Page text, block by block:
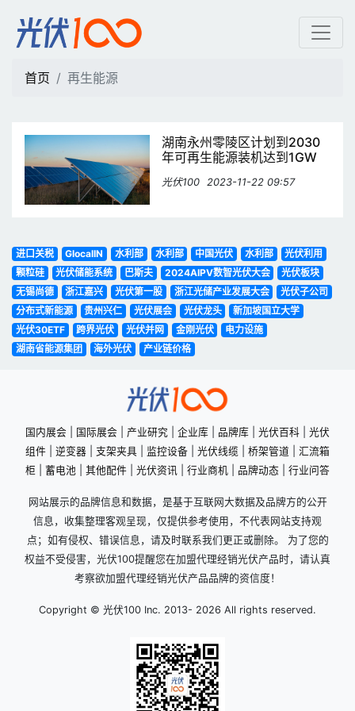
再生能源 | 光伏100
首页 再生能源
湖南永州零陵区计划到2030
年可再生能源装机达到1GW
光伏100 2023-11-22 09:57
进口关税 GlocalIN 水利部 水利部 中国光伏 水利部
光伏利用
颗粒硅
光伏储能系统 巴斯夫 2024AIPV数智光伏大会
光伏板块
无锡尚德
浙江嘉兴 光伏第一股 浙江光储产业发展大会
光伏子公司
分布式新能源
贵州兴仁 光伏展会 光伏龙头
新加坡国立大学
光伏30ETF
跨界光伏 光伏并网 金刚光伏
电力设施
湖南省能源集团
海外光伏 产业链价格
国内展会 国际展会 产业研究 企业库 品牌库 光伏百科
光伏
组件
逆变器 支架夹具 监控设备 光伏线缆 桥架管道
汇流箱
柜
蓄电池 其他配件 光伏资讯 行业商机 品牌动态 行业问答
网站展示的品牌信息和数据，是基于互联网大数据及品牌方的公开
信息，收集整理客观呈现，仅提供参考使用，不代表网站支持观
点；如有侵权、错误信息，请及时联系我们更正或删除。 为了您的
权益不受侵害，光伏100提醒您在加盟代理经销光伏产品时，请认真
考察欲加盟代理经销光伏产品品牌的资信度！
Copyright © 光伏100 Inc. 2013- 2026 All rights reserved.